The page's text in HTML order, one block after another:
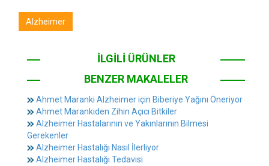
Alzheimer
İLGİLİ ÜRÜNLER
BENZER MAKALELER
Ahmet Maranki Alzheimer için Biberiye Yağını Öneriyor
Ahmet Marankiden Zihin Açıcı Bitkiler
Alzheimer Hastalarının ve Yakınlarının Bilmesi
Gerekenler
Alzheimer Hastalığı Nasıl İlerliyor
Alzheimer Hastalığı Tedavisi